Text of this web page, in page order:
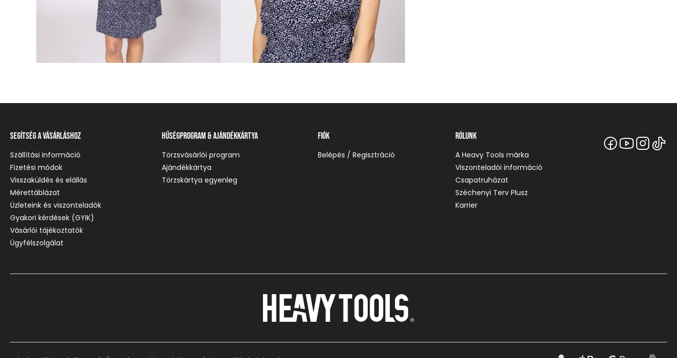
Segítség a vásárláshoz
Szállítási információ
Fizetési módok
Visszaküldés és elállás
Mérettáblázat
Üzleteink és viszonteladók
Gyakori kérdések (GYIK)
Vásárlói tájékoztatók
Ügyfélszolgálat
Hűségprogram & Ajándékkártya
Törzsvásárlói program
Ajándékkártya
Törzskártya egyenleg
Fiók
Belépés / Regisztráció
Rólunk
A Heavy Tools márka
Viszonteladói információ
Csapatruházat
Széchenyi Terv Plusz
Karrier